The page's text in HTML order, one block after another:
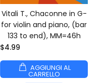
Vitali T., Chaconne in G-
for violin and piano, (bar
133 to end), MM=46h
$4.99
AGGIUNGI AL
CARRELLO